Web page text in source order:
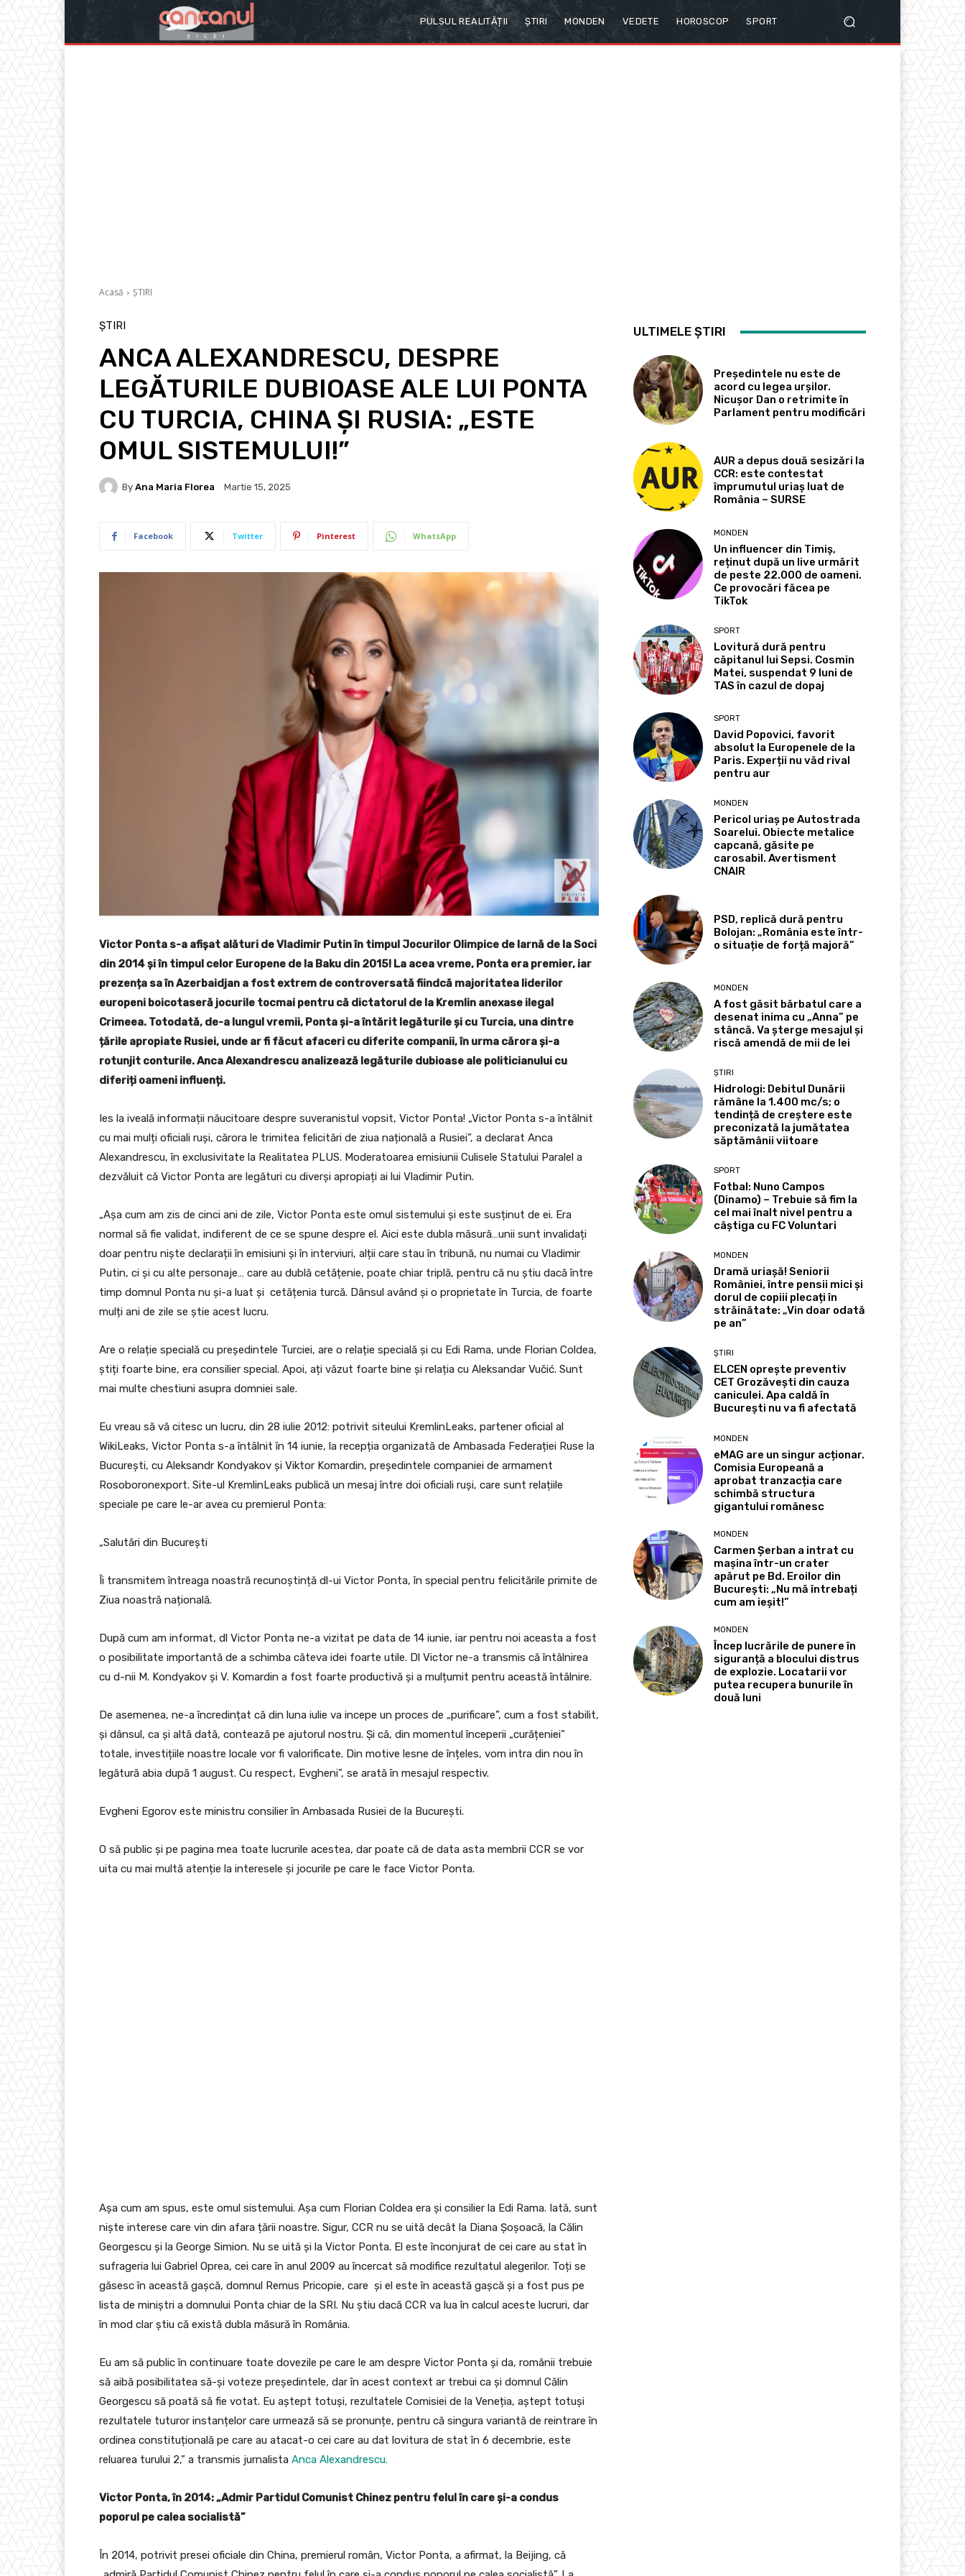
PULSUL REALITĂȚII ȘTIRI MONDEN VEDETE HOROSCOP SPORT
Acasă ȘTIRI
ȘTIRI
ANCA ALEXANDRESCU, DESPRE
LEGĂTURILE DUBIOASE ALE LUI PONTA
CU TURCIA, CHINA ȘI RUSIA: „ESTE
OMUL SISTEMULUI!”
By Ana Maria Florea Martie 15, 2025
Facebook Twitter Pinterest WhatsApp
Victor Ponta s-a afișat alături de Vladimir Putin în timpul Jocurilor Olimpice de Iarnă de la Soci
din 2014 și în timpul celor Europene de la Baku din 2015! La acea vreme, Ponta era premier, iar
prezența sa în Azerbaidjan a fost extrem de controversată fiindcă majoritatea liderilor
europeni boicotaseră jocurile tocmai pentru că dictatorul de la Kremlin anexase ilegal
Crimeea. Totodată, de-a lungul vremii, Ponta și-a întărit legăturile și cu Turcia, una dintre
țările apropiate Rusiei, unde ar fi făcut afaceri cu diferite companii, în urma cărora și-a
rotunjit conturile. Anca Alexandrescu analizează legăturile dubioase ale politicianului cu
diferiți oameni influenți.
Ies la iveală informații năucitoare despre suveranistul vopsit, Victor Ponta! „Victor Ponta s-a întâlnit
cu mai mulți oficiali ruși, cărora le trimitea felicitări de ziua națională a Rusiei”, a declarat Anca
Alexandrescu, în exclusivitate la Realitatea PLUS. Moderatoarea emisiunii Culisele Statului Paralel a
dezvăluit că Victor Ponta are legături cu diverși apropiați ai lui Vladimir Putin.
„Așa cum am zis de cinci ani de zile, Victor Ponta este omul sistemului și este susținut de ei. Era
normal să fie validat, indiferent de ce se spune despre el. Aici este dubla măsură…unii sunt invalidați
doar pentru niște declarații în emisiuni și în interviuri, alții care stau în tribună, nu numai cu Vladimir
Putin, ci și cu alte personaje… care au dublă cetățenie, poate chiar triplă, pentru că nu știu dacă între
timp domnul Ponta nu și-a luat și cetățenia turcă. Dânsul având și o proprietate în Turcia, de foarte
mulți ani de zile se știe acest lucru.
Are o relație specială cu președintele Turciei, are o relație specială și cu Edi Rama, unde Florian Coldea,
știți foarte bine, era consilier special. Apoi, ați văzut foarte bine și relația cu Aleksandar Vučić. Sunt
mai multe chestiuni asupra domniei sale.
Eu vreau să vă citesc un lucru, din 28 iulie 2012: potrivit siteului KremlinLeaks, partener oficial al
WikiLeaks, Victor Ponta s-a întâlnit în 14 iunie, la recepția organizată de Ambasada Federației Ruse la
București, cu Aleksandr Kondyakov și Viktor Komardin, președintele companiei de armament
Rosoboronexport. Site-ul KremlinLeaks publică un mesaj între doi oficiali ruși, care sunt relațiile
speciale pe care le-ar avea cu premierul Ponta:
„Salutări din București
Îi transmitem întreaga noastră recunoștință dl-ui Victor Ponta, în special pentru felicitările primite de
Ziua noastră națională.
După cum am informat, dl Victor Ponta ne-a vizitat pe data de 14 iunie, iar pentru noi aceasta a fost
o posibilitate importantă de a schimba câteva idei foarte utile. Dl Victor ne-a transmis că întâlnirea
cu d-nii M. Kondyakov și V. Komardin a fost foarte productivă și a mulțumit pentru această întâlnire.
De asemenea, ne-a încredințat că din luna iulie va incepe un proces de „purificare”, cum a fost stabilit,
și dânsul, ca și altă dată, contează pe ajutorul nostru. Și că, din momentul începerii „curățeniei”
totale, investițiile noastre locale vor fi valorificate. Din motive lesne de înțeles, vom intra din nou în
legătură abia după 1 august. Cu respect, Evgheni”, se arată în mesajul respectiv.
Evgheni Egorov este ministru consilier în Ambasada Rusiei de la București.
O să public și pe pagina mea toate lucrurile acestea, dar poate că de data asta membrii CCR se vor
uita cu mai multă atenție la interesele și jocurile pe care le face Victor Ponta.
Așa cum am spus, este omul sistemului. Așa cum Florian Coldea era și consilier la Edi Rama. Iată, sunt
niște interese care vin din afara țării noastre. Sigur, CCR nu se uită decât la Diana Șoșoacă, la Călin
Georgescu și la George Simion. Nu se uită și la Victor Ponta. El este înconjurat de cei care au stat în
sufrageria lui Gabriel Oprea, cei care în anul 2009 au încercat să modifice rezultatul alegerilor. Toți se
găsesc în această gașcă, domnul Remus Pricopie, care și el este în această gașcă și a fost pus pe
lista de miniștri a domnului Ponta chiar de la SRI. Nu știu dacă CCR va lua în calcul aceste lucruri, dar
în mod clar știu că există dubla măsură în România.
Eu am să public în continuare toate dovezile pe care le am despre Victor Ponta și da, românii trebuie
să aibă posibilitatea să-și voteze președintele, dar în acest context ar trebui ca și domnul Călin
Georgescu să poată să fie votat. Eu aștept totuși, rezultatele Comisiei de la Veneția, aștept totuși
rezultatele tuturor instanțelor care urmează să se pronunțe, pentru că singura variantă de reintrare în
ordinea constituțională pe care au atacat-o cei care au dat lovitura de stat în 6 decembrie, este
reluarea turului 2,” a transmis jurnalista Anca Alexandrescu.
Victor Ponta, în 2014: „Admir Partidul Comunist Chinez pentru felul în care și-a condus
poporul pe calea socialistă”
În 2014, potrivit presei oficiale din China, premierul român, Victor Ponta, a afirmat, la Beijing, că
ULTIMELE ȘTIRI
Președintele nu este de
acord cu legea urșilor.
Nicușor Dan o retrimite în
Parlament pentru modificări
AUR a depus două sesizări la
CCR: este contestat
împrumutul uriaș luat de
România – SURSE
MONDEN
Un influencer din Timiș,
reținut după un live urmărit
de peste 22.000 de oameni.
Ce provocări făcea pe
TikTok
SPORT
Lovitură dură pentru
căpitanul lui Sepsi. Cosmin
Matei, suspendat 9 luni de
TAS în cazul de dopaj
SPORT
David Popovici, favorit
absolut la Europenele de la
Paris. Experții nu văd rival
pentru aur
MONDEN
Pericol uriaș pe Autostrada
Soarelui. Obiecte metalice
capcană, găsite pe
carosabil. Avertisment
CNAIR
PSD, replică dură pentru
Bolojan: „România este într-
o situație de forță majoră”
MONDEN
A fost găsit bărbatul care a
desenat inima cu „Anna” pe
stâncă. Va șterge mesajul și
riscă amendă de mii de lei
ȘTIRI
Hidrologi: Debitul Dunării
rămâne la 1.400 mc/s; o
tendință de creștere este
preconizată la jumătatea
săptămânii viitoare
SPORT
Fotbal: Nuno Campos
(Dinamo) – Trebuie să fim la
cel mai înalt nivel pentru a
câștiga cu FC Voluntari
MONDEN
Dramă uriașă! Seniorii
României, între pensii mici și
dorul de copiii plecați în
străinătate: „Vin doar odată
pe an”
ȘTIRI
ELCEN oprește preventiv
CET Grozăvești din cauza
caniculei. Apa caldă în
București nu va fi afectată
MONDEN
eMAG are un singur acționar.
Comisia Europeană a
aprobat tranzacția care
schimbă structura
gigantului românesc
MONDEN
Carmen Șerban a intrat cu
mașina într-un crater
apărut pe Bd. Eroilor din
București: „Nu mă întrebați
cum am ieșit!”
MONDEN
Încep lucrările de punere în
siguranță a blocului distrus
de explozie. Locatarii vor
putea recupera bunurile în
două luni